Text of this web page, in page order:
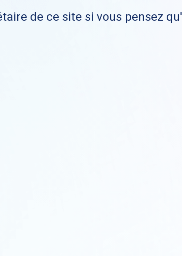
de ce site si vous pensez